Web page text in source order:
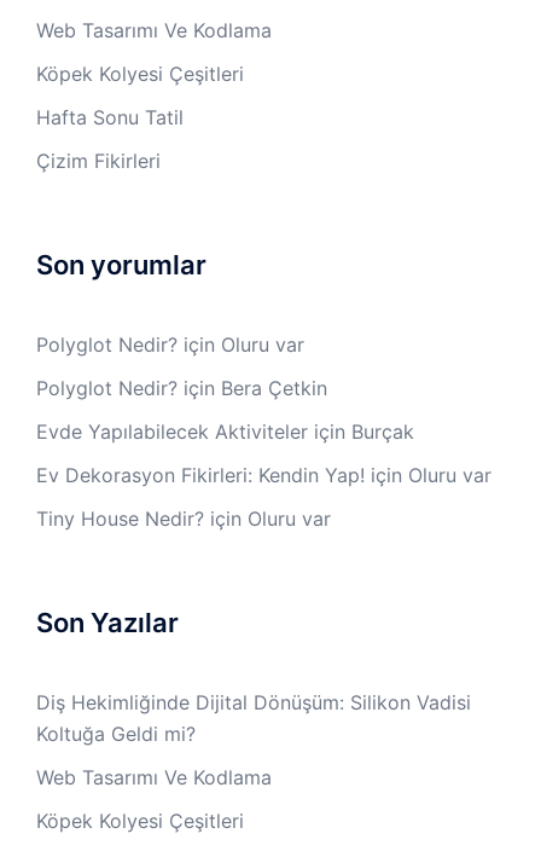
Web Tasarımı Ve Kodlama
Köpek Kolyesi Çeşitleri
Hafta Sonu Tatil
Çizim Fikirleri
Son yorumlar
Polyglot Nedir? için Oluru var
Polyglot Nedir? için Bera Çetkin
Evde Yapılabilecek Aktiviteler için Burçak
Ev Dekorasyon Fikirleri: Kendin Yap! için Oluru var
Tiny House Nedir? için Oluru var
Son Yazılar
Diş Hekimliğinde Dijital Dönüşüm: Silikon Vadisi
Koltuğa Geldi mi?
Web Tasarımı Ve Kodlama
Köpek Kolyesi Çeşitleri